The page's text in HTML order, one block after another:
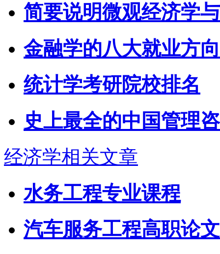
简要说明微观经济学
金融学的八大就业方
统计学考研院校排名
史上最全的中国管理
经济学相关文章
水务工程专业课程
汽车服务工程高职论文